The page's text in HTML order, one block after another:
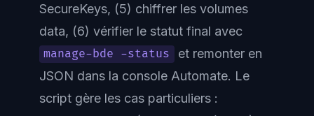
SecureKeys, (5) chiffrer les volumes
data, (6) vérifier le statut final avec
manage-bde -status
et remonter en
JSON dans la console Automate. Le
script gère les cas particuliers :